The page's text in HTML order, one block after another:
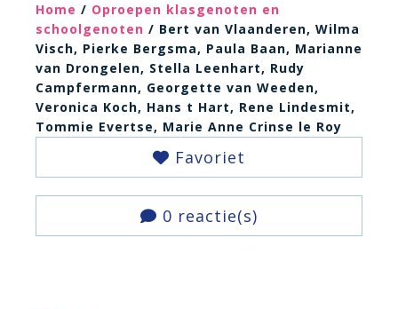
Home / Oproepen klasgenoten en
schoolgenoten / Bert van Vlaanderen, Wilma
Visch, Pierke Bergsma, Paula Baan, Marianne
van Drongelen, Stella Leenhart, Rudy
Campfermann, Georgette van Weeden,
Veronica Koch, Hans t Hart, Rene Lindesmit,
Tommie Evertse, Marie Anne Crinse le Roy
Favoriet
0 reactie(s)